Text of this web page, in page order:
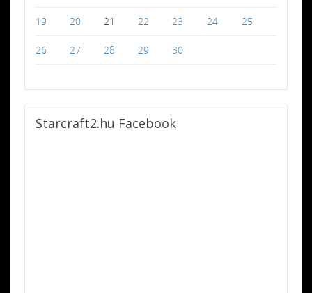
19 20 21 22 23 24 25
26 27 28 29 30
Starcraft2.hu Facebook